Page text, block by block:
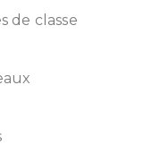
de classe